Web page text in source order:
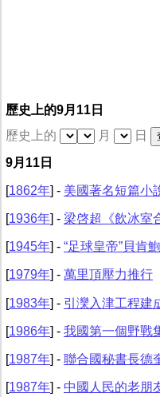
歷史上的9月11日
歷史上的
月
日
9月11日
[1862年] - 美國著名短篇小
[1936年] - 梁啓超《飲冰室
[1945年] - “足球皇帝”貝肯
[1979年] - 萬里頂壓力推行
[1983年] - 引灤入津工程建
[1986年] - 我國第一個野戰
[1987年] - 聯合國秘書長德
[1987年] - 中國人民的老朋